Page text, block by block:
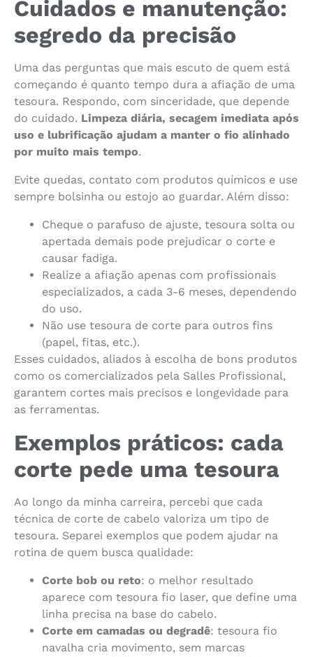
Cuidados e manutenção:
segredo da precisão
Uma das perguntas que mais escuto de quem está
começando é quanto tempo dura a afiação de uma
tesoura. Respondo, com sinceridade, que depende
do cuidado. Limpeza diária, secagem imediata após
uso e lubrificação ajudam a manter o fio alinhado
por muito mais tempo.
Evite quedas, contato com produtos químicos e use
sempre bolsinha ou estojo ao guardar. Além disso:
Cheque o parafuso de ajuste, tesoura solta ou
apertada demais pode prejudicar o corte e
causar fadiga.
Realize a afiação apenas com profissionais
especializados, a cada 3-6 meses, dependendo
do uso.
Não use tesoura de corte para outros fins
(papel, fitas, etc.).
Esses cuidados, aliados à escolha de bons produtos
como os comercializados pela Salles Profissional,
garantem cortes mais precisos e longevidade para
as ferramentas.
Exemplos práticos: cada
corte pede uma tesoura
Ao longo da minha carreira, percebi que cada
técnica de corte de cabelo valoriza um tipo de
tesoura. Separei exemplos que podem ajudar na
rotina de quem busca qualidade:
Corte bob ou reto: o melhor resultado
aparece com tesoura fio laser, que define uma
linha precisa na base do cabelo.
Corte em camadas ou degradê: tesoura fio
navalha cria movimento, sem marcas